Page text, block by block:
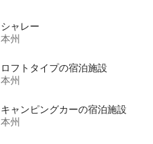
シャレー
本州
ロフトタイプの宿泊施設
本州
キャンピングカーの宿泊施設
本州